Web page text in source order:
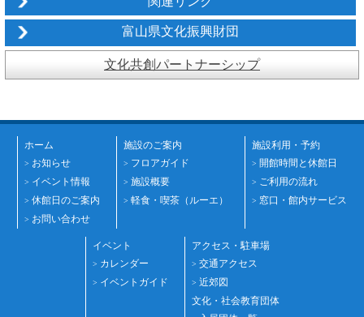
富山県文化振興財団
文化共創パートナーシップ
ホーム
> お知らせ
> イベント情報
> 休館日のご案内
> お問い合わせ
施設のご案内
> フロアガイド
> 施設概要
> 軽食・喫茶（ルーエ）
施設利用・予約
> 開館時間と休館日
> ご利用の流れ
> 窓口・館内サービス
イベント
> カレンダー
> イベントガイド
アクセス・駐車場
> 交通アクセス
> 近郊図
文化・社会教育団体